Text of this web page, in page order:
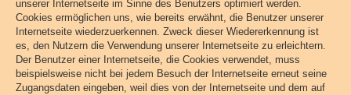
unserer Internetseite im Sinne des Benutzers optimiert werden.
Cookies ermöglichen uns, wie bereits erwähnt, die Benutzer unserer
Internetseite wiederzuerkennen. Zweck dieser Wiedererkennung ist
es, den Nutzern die Verwendung unserer Internetseite zu erleichtern.
Der Benutzer einer Internetseite, die Cookies verwendet, muss
beispielsweise nicht bei jedem Besuch der Internetseite erneut seine
Zugangsdaten eingeben, weil dies von der Internetseite und dem auf